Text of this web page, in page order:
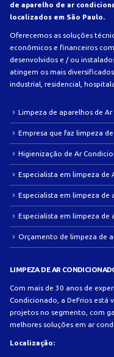
de aparelho de ar
localizados em São Paulo.
Oferecemos as soluções
econômicos e financeiros
desenvolvidos e / ou
atingem os mais
industrial, residencial,
Limpeza de aparelhos de
Empresa que faz limpeza
Higienização de Ar
Especialista em limpeza de
Especialista em limpeza de
Especialista em limpeza
Orçamento de limpeza de
LIMPEZA DE AR
Com mais de 30 anos de
Condicionado, a DeFrios está
projetos no segmento, com
melhores soluções em ar
Localização: